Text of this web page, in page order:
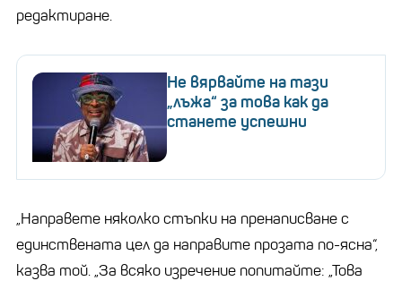
редактиране.
Не вярвайте на тази
„лъжа“ за това как да
станете успешни
„Направете няколко стъпки на пренаписване с
единствената цел да направите прозата по-ясна“,
казва той. „За всяко изречение попитайте: „Това